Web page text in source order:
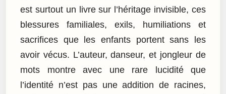
est surtout un livre sur l’héritage invisible, ces
blessures familiales, exils, humiliations et
sacrifices que les enfants portent sans les
avoir vécus. L’auteur, danseur, et jongleur de
mots montre avec une rare lucidité que
l’identité n’est pas une addition de racines,